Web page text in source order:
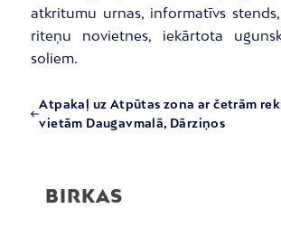
atkritumu urnas, informatīvs
riteņu novietnes, iekārtota
soliem.
Atpakaļ uz Atpūtas zona ar četrām
vietām Daugavmalā, Dārziņos
BIRKAS